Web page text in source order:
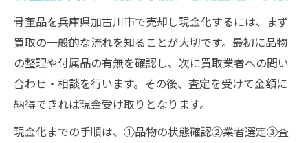
骨董品を兵庫県加古川市で売却し現金化するには、まず
買取の一般的な流れを知ることが大切です。最初に品物
の整理や付属品の有無を確認し、次に買取業者への問い
合わせ・相談を行います。その後、査定を受けて金額に
納得できれば現金受け取りとなります。
現金化までの手順は、①品物の状態確認②業者選定③査